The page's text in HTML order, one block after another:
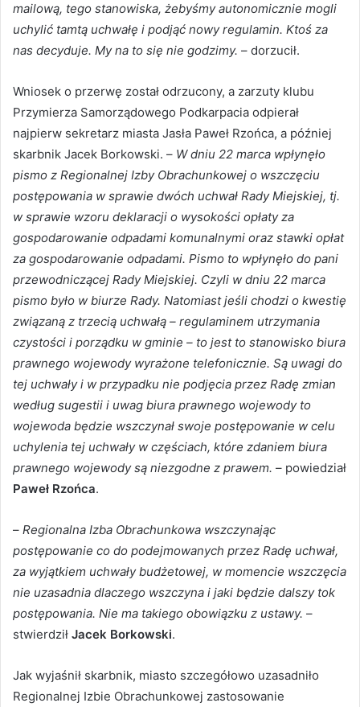
mailową, tego stanowiska, żebyśmy autonomicznie mogli
uchylić tamtą uchwałę i podjąć nowy regulamin. Ktoś za
nas decyduje. My na to się nie godzimy. – dorzucił.
Wniosek o przerwę został odrzucony, a zarzuty klubu
Przymierza Samorządowego Podkarpacia odpierał
najpierw sekretarz miasta Jasła Paweł Rzońca, a później
skarbnik Jacek Borkowski. – W dniu 22 marca wpłynęło
pismo z Regionalnej Izby Obrachunkowej o wszczęciu
postępowania w sprawie dwóch uchwał Rady Miejskiej, tj.
w sprawie wzoru deklaracji o wysokości opłaty za
gospodarowanie odpadami komunalnymi oraz stawki opłat
za gospodarowanie odpadami. Pismo to wpłynęło do pani
przewodniczącej Rady Miejskiej. Czyli w dniu 22 marca
pismo było w biurze Rady. Natomiast jeśli chodzi o kwestię
związaną z trzecią uchwałą – regulaminem utrzymania
czystości i porządku w gminie – to jest to stanowisko biura
prawnego wojewody wyrażone telefonicznie. Są uwagi do
tej uchwały i w przypadku nie podjęcia przez Radę zmian
według sugestii i uwag biura prawnego wojewody to
wojewoda będzie wszczynał swoje postępowanie w celu
uchylenia tej uchwały w częściach, które zdaniem biura
prawnego wojewody są niezgodne z prawem. – powiedział
Paweł Rzońca.
– Regionalna Izba Obrachunkowa wszczynając
postępowanie co do podejmowanych przez Radę uchwał,
za wyjątkiem uchwały budżetowej, w momencie wszczęcia
nie uzasadnia dlaczego wszczyna i jaki będzie dalszy tok
postępowania. Nie ma takiego obowiązku z ustawy. –
stwierdził Jacek Borkowski.
Jak wyjaśnił skarbnik, miasto szczegółowo uzasadniło
Regionalnej Izbie Obrachunkowej zastosowanie